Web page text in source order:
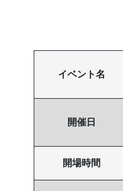
イベント名
開催日
開場時間